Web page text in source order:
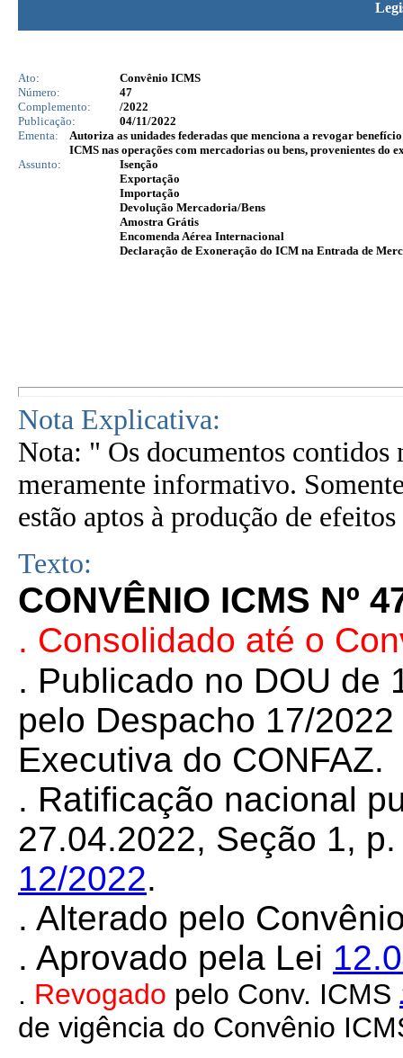
Ato:
Convênio ICMS
Número:
47
Complemento:
/2022
Publicação:
04/11/2022
Ementa:
Autoriza as unidades federadas que menciona a revogar
ICMS nas operações com mercadorias ou bens, provenientes do
Assunto:
Isenção
Exportação
Importação
Devolução Mercadoria/Bens
Amostra Grátis
Encomenda Aérea Internacional
Declaração de Exoneração do ICM na Entrada de
Nota Explicativa:
Nota: " Os documentos contidos
meramente informativo.
estão aptos à produção de
Texto:
CONVÊNIO ICMS Nº
. Consolidado até o
. Publicado no DOU de
pelo Despacho 17/
Executiva do CONFAZ.
. Ratificação nacional
27.04.2022, Seção 1,
12/2022.
. Alterado pelo
. Aprovado pela Lei
. Revogado pelo Conv. ICMS
de vigência do Convênio